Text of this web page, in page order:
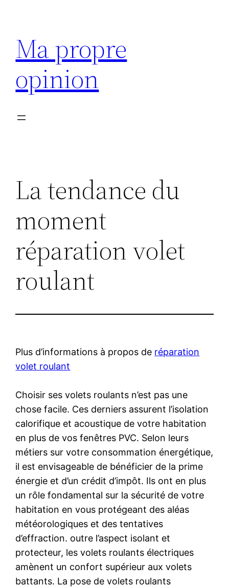
contenu
Ma propre
opinion
La tendance du
moment
réparation volet
roulant
Plus d’informations à propos de réparation
volet roulant
Choisir ses volets roulants n’est pas une
chose facile. Ces derniers assurent l’isolation
calorifique et acoustique de votre habitation
en plus de vos fenêtres PVC. Selon leurs
métiers sur votre consommation énergétique,
il est envisageable de bénéficier de la prime
énergie et d’un crédit d’impôt. Ils ont en plus
un rôle fondamental sur la sécurité de votre
habitation en vous protégeant des aléas
météorologiques et des tentatives
d’effraction. outre l’aspect isolant et
protecteur, les volets roulants électriques
amènent un confort supérieur aux volets
battants. La pose de volets roulants